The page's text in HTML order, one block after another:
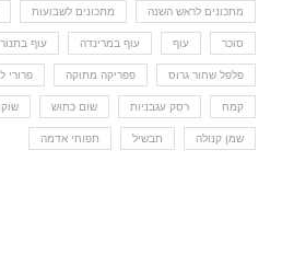
מתכונים לראש השנה מתכונים לשבועות
סוכר עוף עוף במרינדה עוף בתנור
פלפל שחור גרוס פפריקה מתוקה פרורי
קמח רסק עגבניות שום כתוש
שמן קנולה תבשיל תפוחי אדמה